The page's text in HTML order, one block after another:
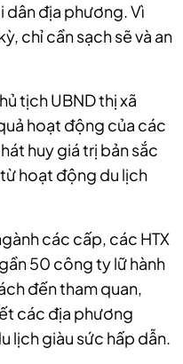
địa phương. Vì
chỉ cần sạch sẽ và an
tịch UBND thị xã
hoạt động của các
huy giá trị bản sắc
hoạt động du lịch
các cấp, các HTX
50 công ty lữ hành
đến tham quan,
các địa phương
lịch giàu sức hấp dẫn.